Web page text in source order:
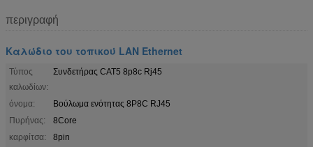
περιγραφή
Καλώδιο του τοπικού LAN Ethernet
Τύπος
καλωδίων:
Συνδετήρας CAT5 8p8c Rj45
όνομα:
Βούλωμα ενότητας 8P8C RJ45
Πυρήνας:
8Core
καρφίτσα:
8pin